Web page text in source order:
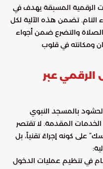
الرقمية المسبقة يهدف في
التام. تضمن هذه الآلية لكل
والتضرع ضمن أجواء
ومكانته في قلوب
الرقمي عبر
الحشود بالمسجد النبوي
المقدمة. لا تقتصر
على كونه إجراءً تقنياً، بل
في تنظيم عمليات الدخول